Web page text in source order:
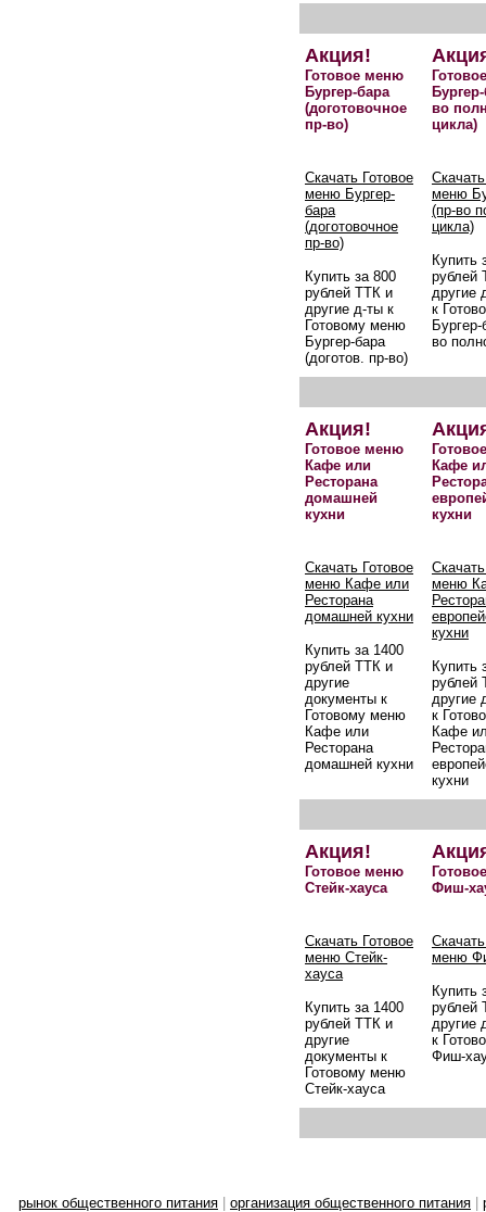
Акция!
Готовое меню
Бургер-бара
(доготовочное
пр-во)
во
цикла)
Скачать Готовое
меню Бургер-
бара
(доготовочное
пр-во)
Купить за 800
рублей ТТК и
другие д-ты к
Готовому меню
Бургер-бара
(доготов. пр-во)
меню
(пр-во
цикла)
Купить
рублей
другие
к
во
Акция!
Готовое меню
Кафе или
Ресторана
домашней
кухни
Кафе
кухни
Скачать Готовое
меню Кафе или
Ресторана
домашней кухни
Купить за 1400
рублей ТТК и
другие
документы к
Готовому меню
Кафе или
Ресторана
домашней кухни
меню
кухни
Купить
рублей
другие
к
Кафе
кухни
Акция!
Готовое меню
Стейк-хауса
Фиш-
Скачать Готовое
меню Стейк-
хауса
Купить за 1400
рублей ТТК и
другие
документы к
Готовому меню
Стейк-хауса
меню
Купить
рублей
другие
к
Фиш-
рынок общественного питания организация общественного питания